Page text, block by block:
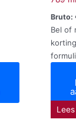
Bruto:
Bel of